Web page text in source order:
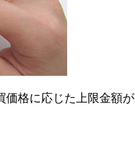
価格に応じた上限金額が